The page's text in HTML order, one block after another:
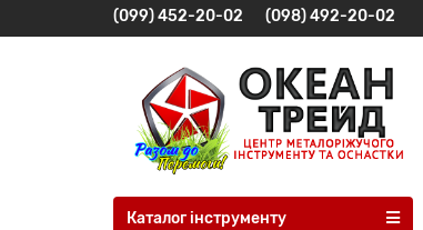
(099) 452-20-02 (098) 492-20-02
Каталог інструменту